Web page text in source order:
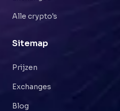
Alle crypto's
Sitemap
Prijzen
Exchanges
Blog